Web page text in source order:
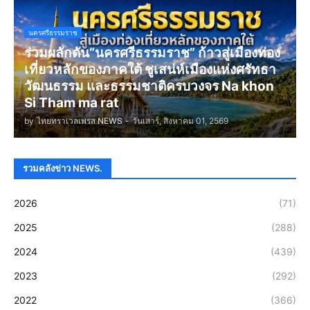
นครศรีธรรมราช
ร่วมผลักดัน“นครศรีธรรมราช” ก้าวสู่เมืองท่อง
เที่ยวหลักของภาคใต้ ชูเสน่ห์เมืองแห่งศรัทธา
วัฒนธรรม และธรรมชาติครบวงจร Na khon
Si Tham ma rat
by ไทยทราเวลเพรส NEWS - วันเสาร์, สิงหาคม 01, 2569
รวมคลังข่าว NEWS.
2026 (71)
2025 (288)
2024 (439)
2023 (292)
2022 (366)